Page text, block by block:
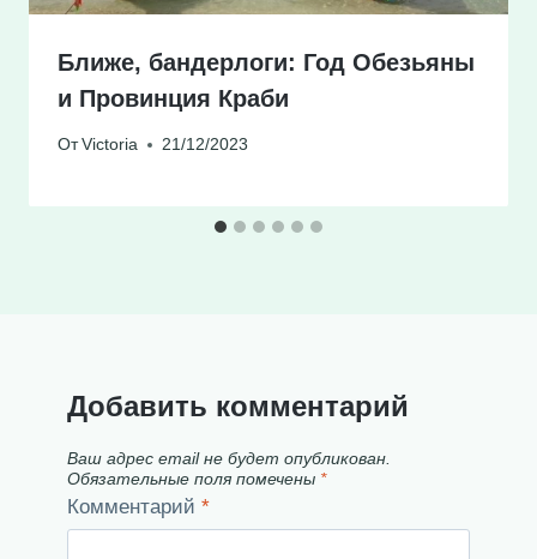
Ближе, бандерлоги: Год Обезьяны
и Провинция Краби
От Victoria 21/12/2023
Добавить комментарий
Ваш адрес email не будет опубликован.
Обязательные поля помечены *
Комментарий *